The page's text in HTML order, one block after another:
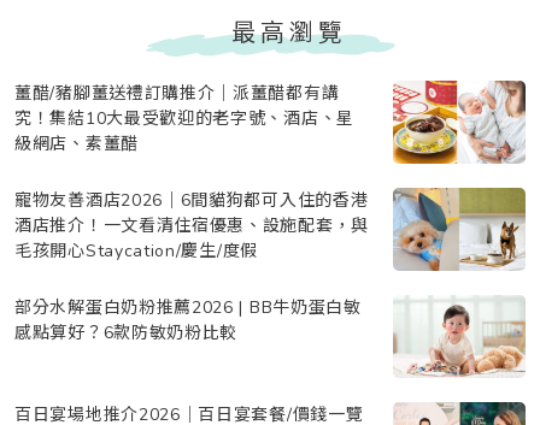
最高瀏覽
薑醋/豬腳薑送禮訂購推介｜派薑醋都有講
究！集結10大最受歡迎的老字號、酒店、星
級網店、素薑醋
寵物友善酒店2026｜6間貓狗都可入住的香港
酒店推介！一文看清住宿優惠、設施配套，與
毛孩開心Staycation/慶生/度假
部分水解蛋白奶粉推薦2026 | BB牛奶蛋白敏
感點算好？6款防敏奶粉比較
百日宴場地推介2026｜百日宴套餐/價錢一覽